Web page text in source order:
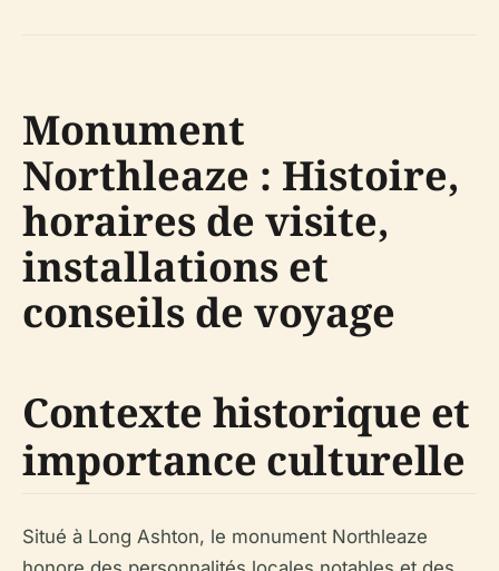
Monument
Northleaze : Histoire,
horaires de visite,
installations et
conseils de voyage
Contexte historique et
importance culturelle
Situé à Long Ashton, le monument Northleaze